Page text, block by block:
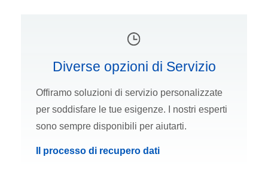
Diverse opzioni di Servizio
Offiramo soluzioni di servizio personalizzate
per soddisfare le tue esigenze. I nostri esperti
sono sempre disponibili per aiutarti.
Il processo di recupero dati